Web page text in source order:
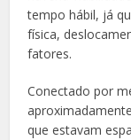
tempo hábil, já
física,
fatores.
Conectado por
que estavam